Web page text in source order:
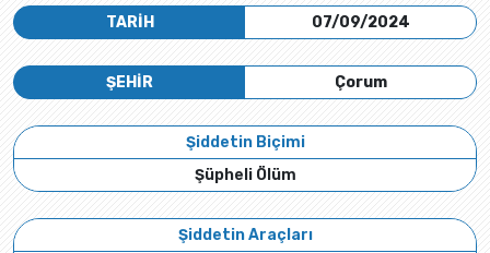
TARİH 07/09/2024
Çorum
ŞEHİR
Şiddetin Biçimi
Şüpheli Ölüm
Şiddetin Araçları